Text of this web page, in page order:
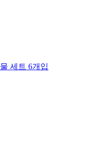
세트 6개입